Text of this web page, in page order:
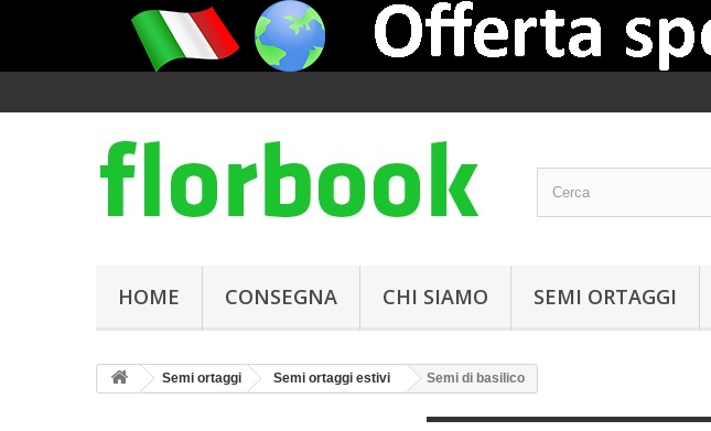
HOME CONSEGNA CHI SIAMO SEMI ORTAGGI
Semi ortaggi Semi ortaggi estivi Semi di basilico